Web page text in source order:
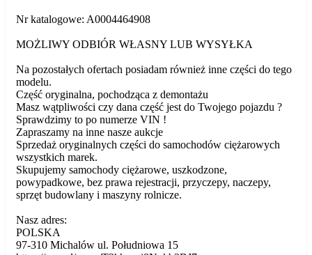
Nr katalogowe: A0004464908
MOŻLIWY ODBIÓR WŁASNY LUB WYSYŁKA
Na pozostałych ofertach posiadam również inne części do tego
modelu.
Część oryginalna, pochodząca z demontażu
Masz wątpliwości czy dana część jest do Twojego pojazdu ?
Sprawdzimy to po numerze VIN !
Zapraszamy na inne nasze aukcje
Sprzedaż oryginalnych części do samochodów ciężarowych
wszystkich marek.
Skupujemy samochody ciężarowe, uszkodzone,
powypadkowe, bez prawa rejestracji, przyczepy, naczepy,
sprzęt budowlany i maszyny rolnicze.
Nasz adres:
POLSKA
97-310 Michalów ul. Południowa 15